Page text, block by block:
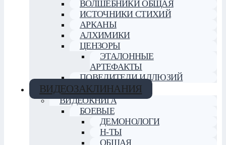
ВОЛШЕБНИКИ ОБЩАЯ
ИСТОЧНИКИ СТИХИЙ
АРКАНЫ
АЛХИМИКИ
ЦЕНЗОРЫ
ЭТАЛОННЫЕ
АРТЕФАКТЫ
ПОВЕЛИТЕЛИ ИЛЛЮЗИЙ
ВИДЕОЗАКЛИНАНИЯ
ВИДЕОКНИГА
БОЕВЫЕ
ДЕМОНОЛОГИ
Н-ТЫ
ОБЩАЯ